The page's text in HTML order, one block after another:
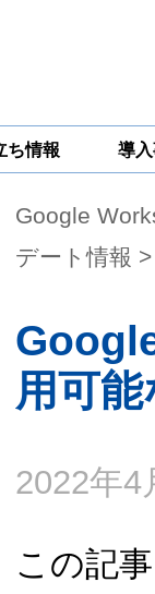
ち情報
一
導
Google
Workspace
セキュリティ
対策サービス
Google
デート情報
用可
2022年4
この記